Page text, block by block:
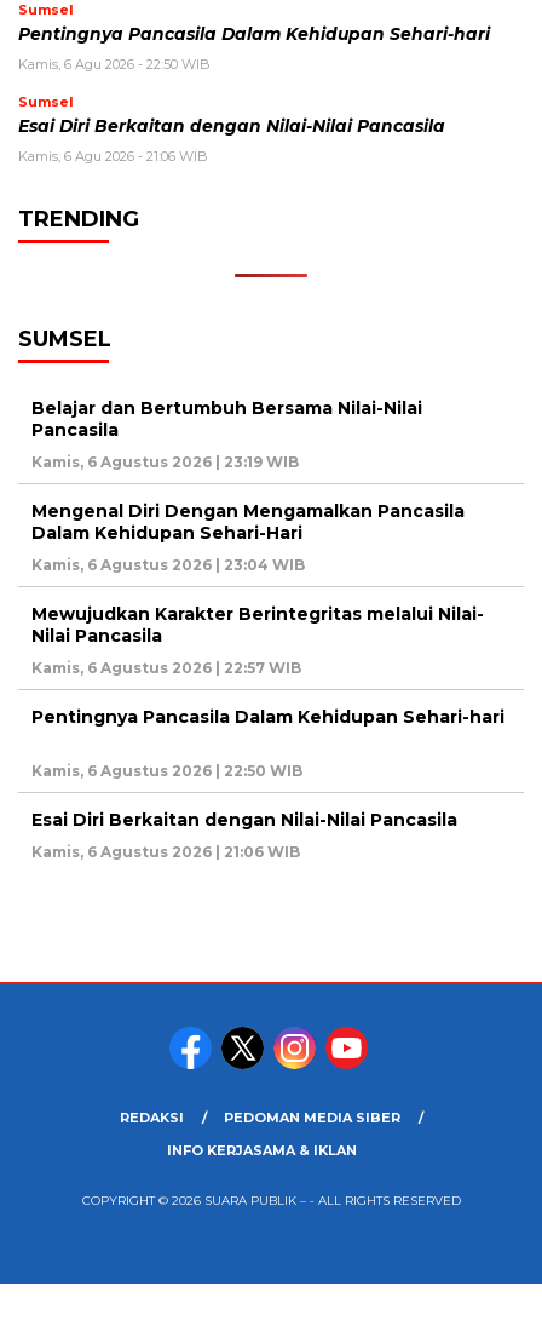
Sumsel
Pentingnya Pancasila Dalam Kehidupan Sehari-hari
Kamis, 6 Agu 2026 - 22:50 WIB
Sumsel
Esai Diri Berkaitan dengan Nilai-Nilai Pancasila
Kamis, 6 Agu 2026 - 21:06 WIB
TRENDING
SUMSEL
Belajar dan Bertumbuh Bersama Nilai-Nilai
Pancasila
Kamis, 6 Agustus 2026 | 23:19 WIB
Mengenal Diri Dengan Mengamalkan Pancasila
Dalam Kehidupan Sehari-Hari
Kamis, 6 Agustus 2026 | 23:04 WIB
Mewujudkan Karakter Berintegritas melalui Nilai-
Nilai Pancasila
Kamis, 6 Agustus 2026 | 22:57 WIB
Pentingnya Pancasila Dalam Kehidupan Sehari-hari
Kamis, 6 Agustus 2026 | 22:50 WIB
Esai Diri Berkaitan dengan Nilai-Nilai Pancasila
Kamis, 6 Agustus 2026 | 21:06 WIB
REDAKSI
PEDOMAN MEDIA SIBER
INFO KERJASAMA & IKLAN
COPYRIGHT © 2026 SUARA PUBLIK – - ALL RIGHTS RESERVED